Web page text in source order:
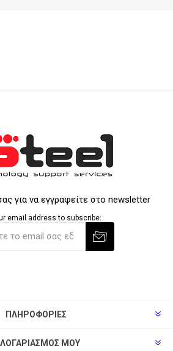
για να εγγραφείτε στο newsletter
email address to subscribe:
ΠΛΗΡΟΦΟΡΊΕΣ
ΜΟΥ